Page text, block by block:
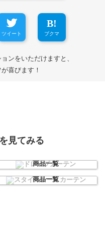
ツイート ブクマ
ンをいただけますと、
喜びます！
見てみる
商品一覧
スタイルレースカーテン
商品一覧